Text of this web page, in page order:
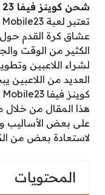
شحن كوينز فيفا 23 بشكل مجاني FIFA Mobile23
عشاق كرة القدم حول
الكثير من الوقت
لشراء اللاعبين
العديد من
هذا المقال من خلال
على بعض الأساليب
لاستعادة بعض من
المحتويات